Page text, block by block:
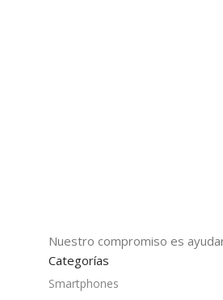
Nuestro compromiso es
Categorías
Smartphones